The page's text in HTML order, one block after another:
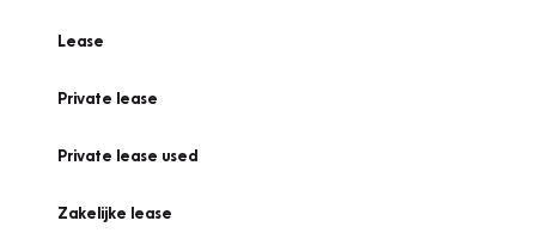
Lease
Private lease
Private lease used
Zakelijke lease